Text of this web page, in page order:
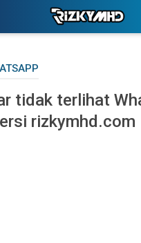
tidak terlihat
rizkymhd.com